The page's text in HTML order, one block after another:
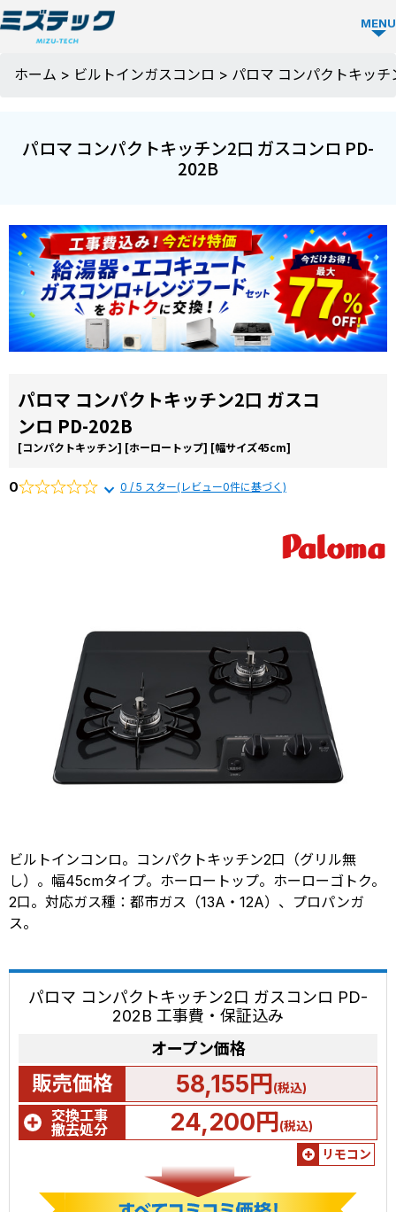
MENU
ビルトイ
ぶ
メーカーか
ら選ぶ
リンナイ
から選ぶ
ら選ぶ
ミズテック
の強み
選ばれる理
由
交換費用
お役立ち
コラム
よくある
ホーム > ビルトインガスコンロ > パロマ コンパクトキッ
パロマ コンパクトキッチン2口 ガスコンロ PD-
202B
パロマ コンパクトキッチン2口 ガスコ
ンロ PD-202B
[コンパクトキッチン] [ホーロートップ] [幅サイズ45cm]
0 0 / 5 スター(レビュー0件に基づく)
ビルトインコンロ。コンパクトキッチン2口（グリル無
し）。幅45cmタイプ。ホーロートップ。ホーローゴトク。
2口。対応ガス種：都市ガス（13A・12A）、プロパンガ
ス。
パロマ コンパクトキッチン2口 ガスコンロ PD-
202B 工事費・保証込み
オープン価格
販売価格 58,155円(税込)
交換工事
撤去処分
24,200円(税込)
リモコン